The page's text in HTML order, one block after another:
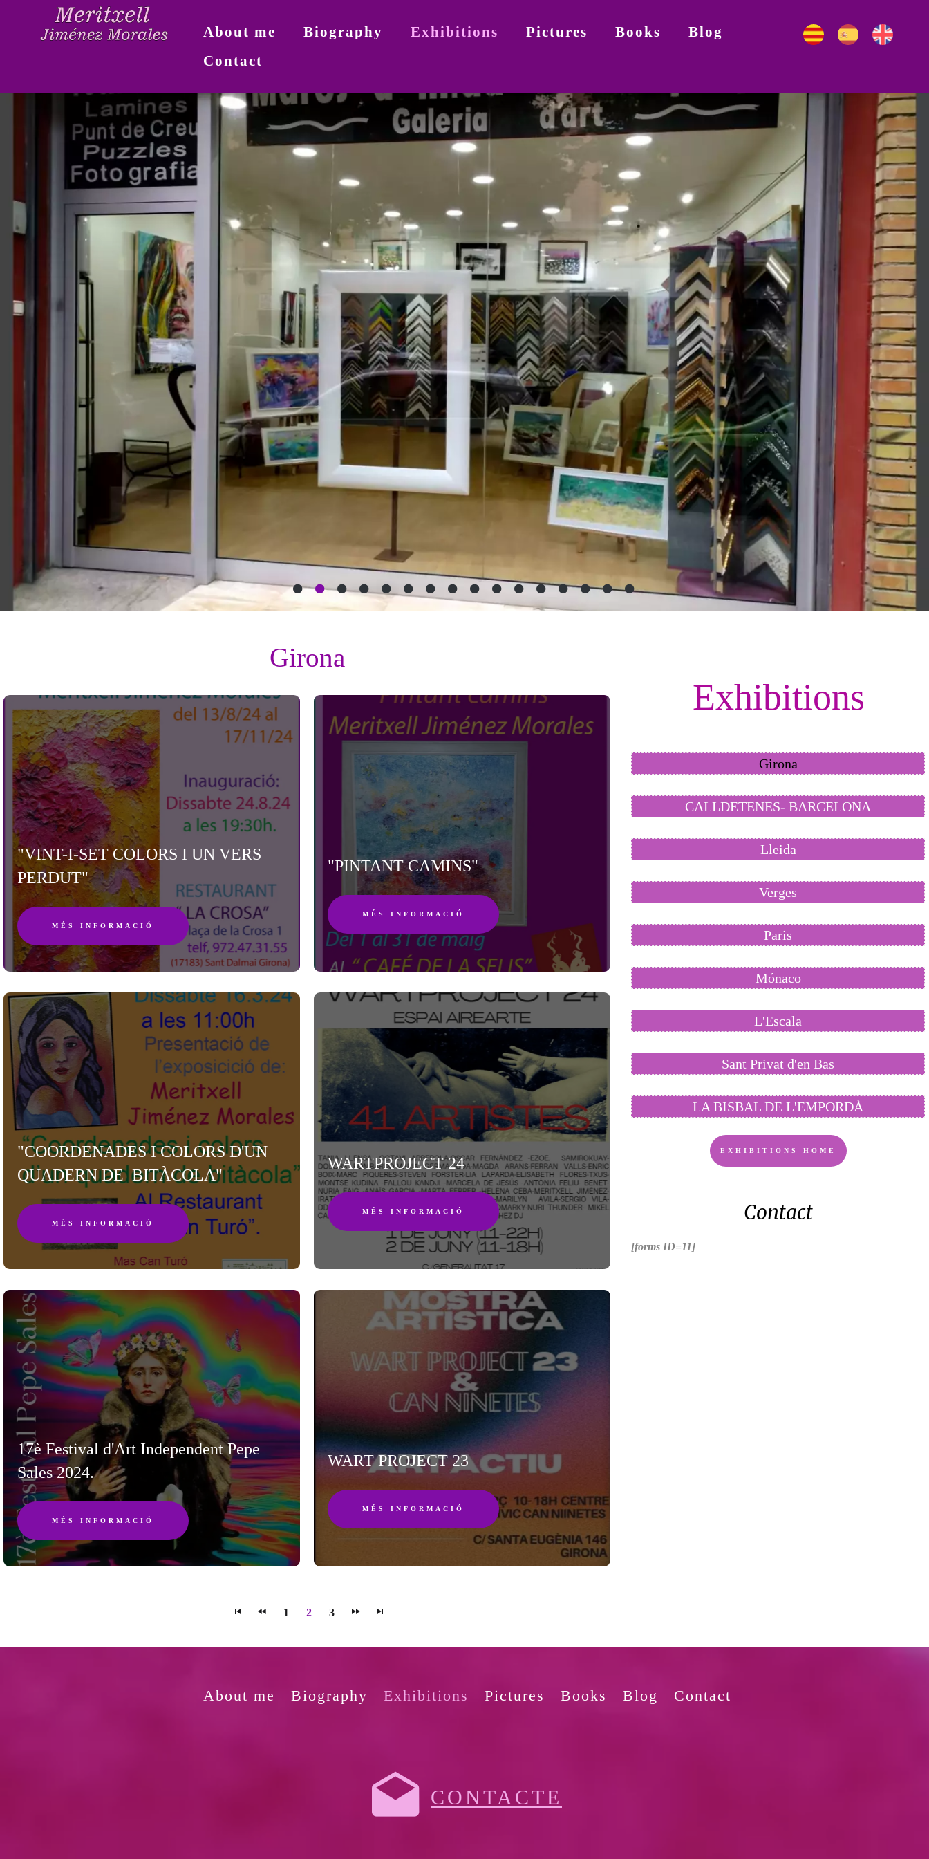
About me Biography Exhibitions Pictures Books
Blog
Contact
Girona
"VINT-I-SET COLORS I UN VERS
PERDUT"
MÉS INFORMACIÓ
"PINTANT CAMINS"
MÉS INFORMACIÓ
"COORDENADES I COLORS D'UN
QUADERN DE BITÀCOLA"
MÉS INFORMACIÓ
WARTPROJECT 24
MÉS INFORMACIÓ
17è Festival d'Art Independent Pepe
Sales 2024.
MÉS INFORMACIÓ
WART PROJECT 23
MÉS INFORMACIÓ
1 2 3
Exhibitions
Girona
CALLDETENES- BARCELONA
Lleida
Verges
Paris
Mónaco
L'Escala
Sant Privat d'en Bas
LA BISBAL DE L'EMPORDÀ
EXHIBITIONS HOME
Contact
[forms ID=11]
About me Biography Exhibitions Pictures Books Blog Contact
CONTACTE